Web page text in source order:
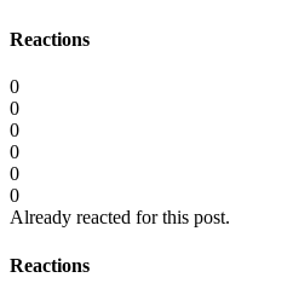
Reactions
0
0
0
0
0
0
Already reacted for this post.
Reactions